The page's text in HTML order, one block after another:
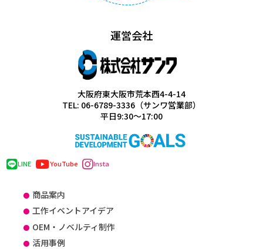
運営会社
大阪府東大阪市荒本西4-4-14
TEL: 06-6789-3336（サンワ営業部）
平日9:30～17:00
LINE YouTube Insta
商品案内
工作イベントアイデア
OEM・ノベルティ制作
活用事例